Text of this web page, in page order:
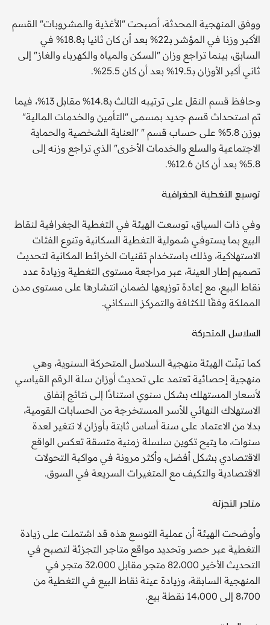
ووفق المنهجية المحدثة، أصبحت "الأغذية والمشروبات" القسم
الأكبر وزنا في المؤشر بـ22% بعد أن كان ثانيا بـ18.8% في
السابق، بينما تراجع وزان "السكن والمياه والكهرباء والغاز" إلى
ثاني أكبر الأوزان بـ19.5% بعد أن كان 25.5%.
وحافظ قسم النقل على ترتيبه الثالث بـ14.8% مقابل 13%، فيما
تم استحداث قسم جديد بمسمى "التأمين والخدمات المالية"
بوزن 5.8% على حساب قسم " 'العناية الشخصية والحماية
الاجتماعية والسلع والخدمات الأخرى" الذي تراجع وزنه إلى
5.8% بعد أن كان 12.6%.
توسيع التغطية الجغرافية
وفي ذات السياق، توسعت الهيئة في التغطية الجغرافية لنقاط
البيع بما يستوفي شمولية التغطية السكانية وتنوع الفئات
الاستهلاكية، وذلك باستخدام تقنيات الخرائط المكانية لتحديث
تصميم إطار العينة، عبر مراجعة مستوى التغطية وزيادة عدد
نقاط البيع، مع إعادة توزيعها لضمان انتشارها على مستوى مدن
المملكة وفقًا للكثافة والتمركز السكاني.
السلاسل المتحركة
كما تبنّت الهيئة منهجية السلاسل المتحركة السنوية، وهي
منهجية إحصائية تعتمد على تحديث أوزان سلة الرقم القياسي
لأسعار المستهلك بشكل سنوي استنادًا إلى نتائج إنفاق
الاستهلاك النهائي للأسر المستخرجة من الحسابات القومية،
بدلا من الاعتماد على سنة أساس ثابتة بأوزان لا تتغير لعدة
سنوات، ما يتيح تكوين سلسلة زمنية متسقة تعكس الواقع
الاقتصادي بشكل أفضل، وأكثر مرونة في مواكبة التحولات
الاقتصادية والتكيف مع المتغيرات السريعة في السوق.
متاجر التجزئة
وأوضحت الهيئة أن عملية التوسع هذه قد اشتملت على زيادة
التغطية عبر حصر وتحديد مواقع متاجر التجزئة لتصبح في
التحديث الأخير 82،000 متجر مقابل 32،000 متجر في
المنهجية السابقة، وزيادة عينة نقاط البيع في التغطية من
8،700 إلى 14،000 نقطة بيع.